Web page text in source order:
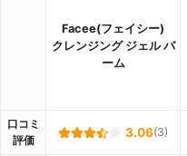
Facee(フェイシー)
クレンジング ジェル バ
ーム
口コミ
評価
3.06(3)